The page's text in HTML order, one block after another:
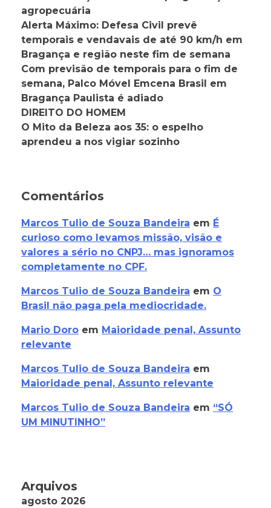
agropecuária
Alerta Máximo: Defesa Civil prevê
temporais e vendavais de até 90 km/h em
Bragança e região neste fim de semana
Com previsão de temporais para o fim de
semana, Palco Móvel Emcena Brasil em
Bragança Paulista é adiado
DIREITO DO HOMEM
O Mito da Beleza aos 35: o espelho
aprendeu a nos vigiar sozinho
Comentários
Marcos Tulio de Souza Bandeira em É
curioso como levamos missão, visão e
valores a sério no CNPJ… mas ignoramos
completamente no CPF.
Marcos Tulio de Souza Bandeira em O
Brasil não paga pela mediocridade.
Mario Doro em Maioridade penal, Assunto
relevante
Marcos Tulio de Souza Bandeira em
Maioridade penal, Assunto relevante
Marcos Tulio de Souza Bandeira em “SÓ
UM MINUTINHO”
Arquivos
agosto 2026